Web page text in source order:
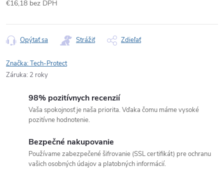
€16,18 bez DPH
cena:
Opýtať sa Strážiť Zdieľať
Značka:Tech-Protect
Záruka: 2 roky
98% pozitívnych recenzií
Vaša spokojnosť je naša priorita. Vďaka čomu máme vysoké
pozitívne hodnotenie.
Bezpečné nakupovanie
Používame zabezpečené šifrovanie (SSL certifikát) pre ochranu
vašich osobných údajov a platobných informácií.